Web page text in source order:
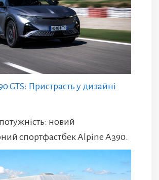
GTS: Пристрасть у дизайні
потужність: новий
спортфастбек Alpine A390.